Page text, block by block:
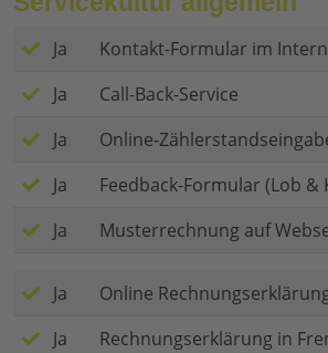
Ja
Kontakt-Formular im
Ja
Call-Back-Service
Ja
Online-
Ja
Feedback-Formular (Lob &
Ja
Musterrechnung auf
Ja
Online
Ja
Rechnungserklärung in